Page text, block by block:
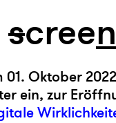
screen
Oktober
ein, zur